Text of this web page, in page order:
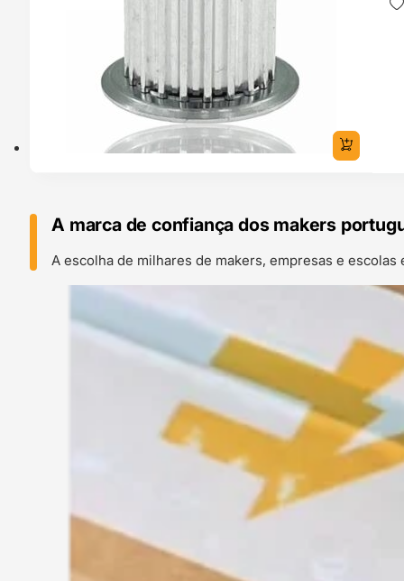
A marca de confiança dos makers
A escolha de milhares de makers, empresas e escolas